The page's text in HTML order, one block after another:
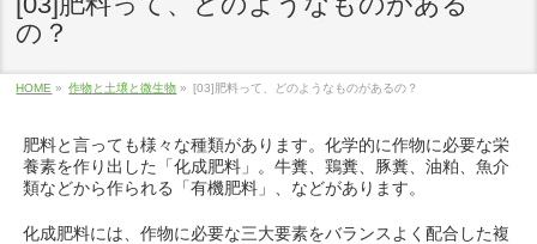
の？
HOME » 作物と土壌と微生物 » [03]肥料って、どのようなものがあるの？
肥料と言っても様々な種類があります。化学的に作物に必要な栄
養素を作り出した「化成肥料」。牛糞、鶏糞、豚糞、油粕、魚介
類などから作られる「有機肥料」、などがあります。
化成肥料には、作物に必要な三大要素をバランスよく配合した複